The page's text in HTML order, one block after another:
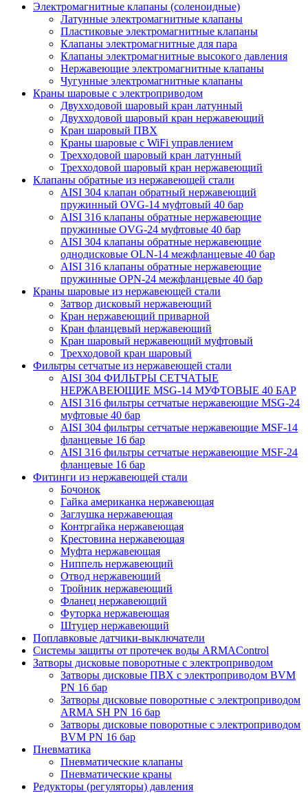
Электромагнитные клапаны (соленоидные)
Латунные электромагнитные клапаны
Пластиковые электромагнитные клапаны
Клапаны электромагнитные для пара
Клапаны электромагнитные высокого давления
Нержавеющие электромагнитные клапаны
Чугунные электромагнитные клапаны
Краны шаровые с электроприводом
Двухходовой шаровый кран латунный
Двухходовой шаровый кран нержавеющий
Кран шаровый ПВХ
Краны шаровые с WiFi управлением
Трехходовой шаровый кран латунный
Трехходовой шаровый кран нержавеющий
Клапаны обратные из нержавеющей стали
AISI 304 клапан обратный нержавеющий
пружинный OVG-14 муфтовый 40 бар
AISI 316 клапаны обратные нержавеющие
пружинные OVG-24 муфтовые 40 бар
AISI 304 клапаны обратные нержавеющие
однодисковые OLN-14 межфланцевые 40 бар
AISI 316 клапаны обратные нержавеющие
пружинные OPN-24 межфланцевые 40 бар
Краны шаровые из нержавеющей стали
Затвор дисковый нержавеющий
Кран нержавеющий приварной
Кран фланцевый нержавеющий
Кран шаровый нержавеющий муфтовый
Трехходовой кран шаровый
Фильтры сетчатые из нержавеющей стали
AISI 304 ФИЛЬТРЫ СЕТЧАТЫЕ
НЕРЖАВЕЮЩИЕ MSG-14 МУФТОВЫЕ 40 БАР
AISI 316 фильтры сетчатые нержавеющие MSG-24
муфтовые 40 бар
AISI 304 фильтры сетчатые нержавеющие MSF-14
фланцевые 16 бар
AISI 316 фильтры сетчатые нержавеющие MSF-24
фланцевые 16 бар
Фитинги из нержавеющей стали
Бочонок
Гайка американка нержавеющая
Заглушка нержавеющая
Контргайка нержавеющая
Крестовина нержавеющая
Муфта нержавеющая
Ниппель нержавеющий
Отвод нержавеющий
Тройник нержавеющий
Фланец нержавеющий
Футорка нержавеющая
Штуцер нержавеющий
Поплавковые датчики-выключатели
Системы защиты от протечек воды ARMAControl
Затворы дисковые поворотные с электроприводом
Затворы дисковые ПВХ с электроприводом BVM
PN 16 бар
Затворы дисковые поворотные с электроприводом
ARMA SH PN 16 бар
Затворы дисковые поворотные с электроприводом
BVM PN 16 бар
Пневматика
Пневматические клапаны
Пневматические краны
Редукторы (регуляторы) давления